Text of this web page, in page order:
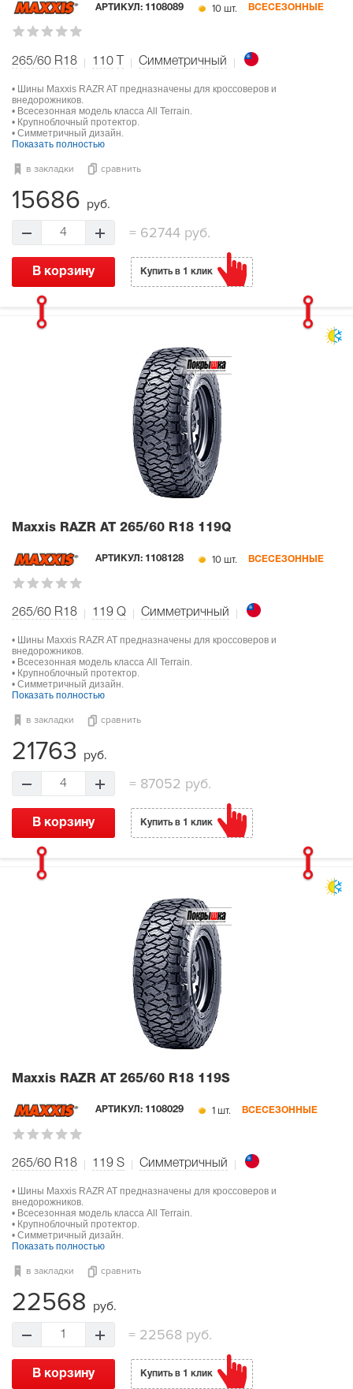
АРТИКУЛ: 1108089 10 шт. ВСЕСЕЗОННЫЕ
265/60 R18 110 Симметричный
• Шины Maxxis RAZR AT предназначены для кроссоверов и
внедорожников.
• Всесезонная модель класса All Terrain.
• Крупноблочный протектор.
• Симметричный дизайн.
Показать полностью
в закладки сравнить
15686 руб.
4 = 62744 руб.
В корзину Купить в 1 клик
Maxxis RAZR AT 265/60 R18 119Q
АРТИКУЛ: 1108128 10 шт. ВСЕСЕЗОННЫЕ
265/60 R18 119 Q Симметричный
• Шины Maxxis RAZR AT предназначены для кроссоверов и
внедорожников.
• Всесезонная модель класса All Terrain.
• Крупноблочный протектор.
• Симметричный дизайн.
Показать полностью
в закладки сравнить
21763 руб.
4 =87052 руб.
В корзину Купить в 1 клик
Maxxis RAZR AT 265/60 R18 119S
АРТИКУЛ: 1108029 1 шт. ВСЕСЕЗОННЫЕ
265/60 R18 119 S Симметричный
• Шины Maxxis RAZR AT предназначены для кроссоверов и
внедорожников.
• Всесезонная модель класса All Terrain.
• Крупноблочный протектор.
• Симметричный дизайн.
Показать полностью
в закладки сравнить
22568 руб.
1 =22568 руб.
В корзину Купить в 1 клик